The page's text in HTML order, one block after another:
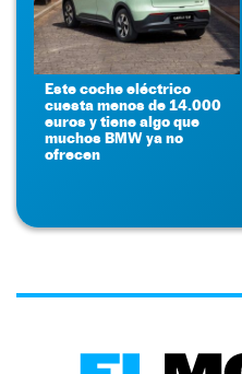
Este coche eléctrico
cuesta menos de 14.000
euros y tiene algo que
muchos BMW ya no
ofrecen